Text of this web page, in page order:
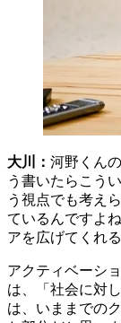
大川： 河野くん
う書いたらこう
う視点でも考え
ているんですよ
アを広げてくれ
アクティベーシ
は、「社会に対
は、いままでの